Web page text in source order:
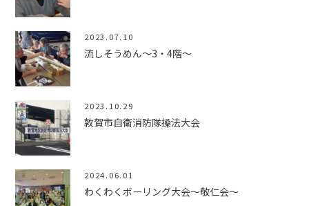
2023.07.10
流しそうめん～3・4階～
2023.10.29
敦賀市自衛消防隊操法大会
2024.06.01
わくわくボーリング大会～敬仁会～